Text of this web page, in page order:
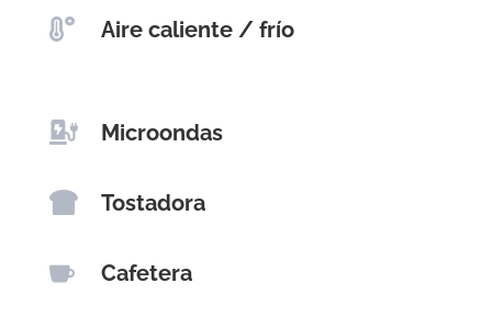
 Aire caliente / frío
 Microondas
 Tostadora
 Cafetera